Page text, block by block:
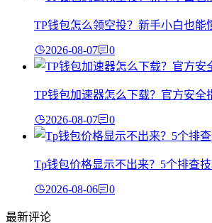
TP钱包怎么领空投？新手小白也能
2026-08-07 0
TP钱包加速器怎么下载？官方安全
2026-08-07 0
Tp钱包价格显示不出来？5个排查
2026-08-06 0
最新评论